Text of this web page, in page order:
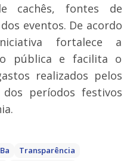
cachês, fontes de
eventos. De acordo
fortalece a
pública e facilita o
realizados pelos
períodos festivos
Transparência